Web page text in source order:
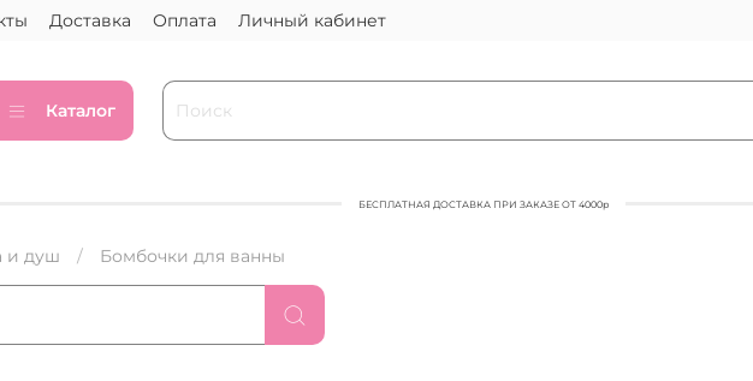
Доставка Оплата Личный кабинет
Каталог
БЕСПЛАТНАЯ ДОСТАВКА ПРИ ЗАКАЗЕ ОТ 4000р
и душ Бомбочки для ванны